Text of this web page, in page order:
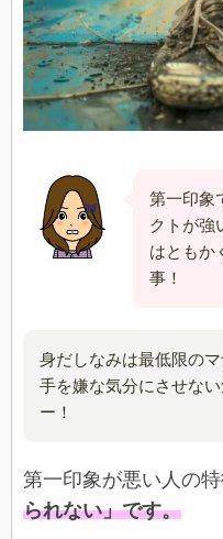
第一印象
クトが強
はともか
事！
身だしなみは最低限の
手を嫌な気分にさせな
ー！
第一印象が悪い人の特
られない」です。